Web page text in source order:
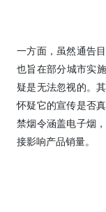
一方面，虽然通告
也旨在部分城市实
疑是无法忽视的。
怀疑它的宣传是否
禁烟令涵盖电子烟
接影响产品销量。